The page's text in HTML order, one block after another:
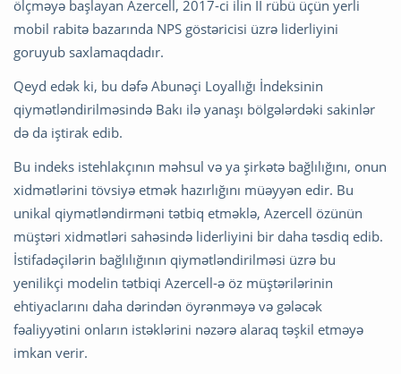
ölçməyə başlayan Azercell, 2017-ci ilin II rübü üçün yerli
mobil rabitə bazarında NPS göstəricisi üzrə liderliyini
goruyub saxlamaqdadır.
Qeyd edək ki, bu dəfə Abunəçi Loyallığı İndeksinin
qiymətləndirilməsində Bakı ilə yanaşı bölgələrdəki sakinlər
də da iştirak edib.
Bu indeks istehlakçının məhsul və ya şirkətə bağlılığını, onun
xidmətlərini tövsiyə etmək hazırlığını müəyyən edir. Bu
unikal qiymətləndirməni tətbiq etməklə, Azercell özünün
müştəri xidmətləri sahəsində liderliyini bir daha təsdiq edib.
İstifadəçilərin bağlılığının qiymətləndirilməsi üzrə bu
yenilikçi modelin tətbiqi Azercell-ə öz müştərilərinin
ehtiyaclarını daha dərindən öyrənməyə və gələcək
fəaliyyətini onların istəklərini nəzərə alaraq təşkil etməyə
imkan verir.